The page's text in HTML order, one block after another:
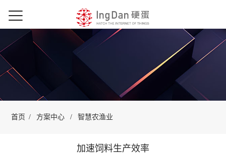
首页 / 方案中心 / 智慧农渔业
加速饲料生产效率